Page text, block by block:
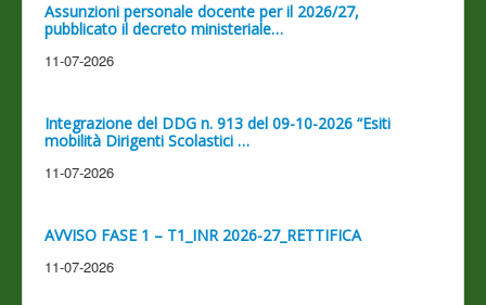
Assunzioni personale docente per il 2026/27,
pubblicato il decreto ministeriale…
11-07-2026
Integrazione del DDG n. 913 del 09-10-2026 “Esiti
mobilità Dirigenti Scolastici …
11-07-2026
AVVISO FASE 1 – T1_INR 2026-27_RETTIFICA
11-07-2026